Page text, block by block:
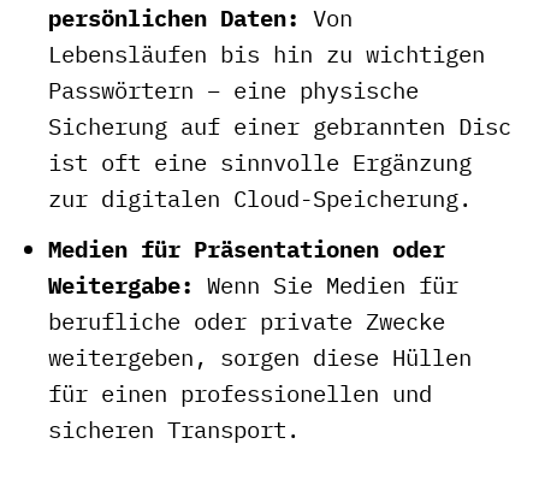
persönlichen Daten: Von
Lebensläufen bis hin zu wichtigen
Passwörtern – eine physische
Sicherung auf einer gebrannten Disc
ist oft eine sinnvolle Ergänzung
zur digitalen Cloud-Speicherung.
Medien für Präsentationen oder
Weitergabe: Wenn Sie Medien für
berufliche oder private Zwecke
weitergeben, sorgen diese Hüllen
für einen professionellen und
sicheren Transport.